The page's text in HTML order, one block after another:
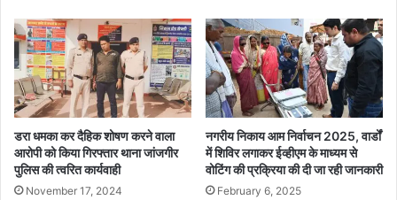
0
2
6
:
कृ
षि
ज्ञा
न
के
डरा धमका कर दैहिक शोषण करने वाला
आरोपी को किया गिरफ्तार थाना जांजगीर
पुलिस की त्वरित कार्यवाही
November 17, 2024
नगरीय निकाय आम निर्वाचन 2025, वार्डों
में शिविर लगाकर ईव्हीएम के माध्यम से
वोटिंग की प्रक्रिया की दी जा रही जानकारी
February 6, 2025